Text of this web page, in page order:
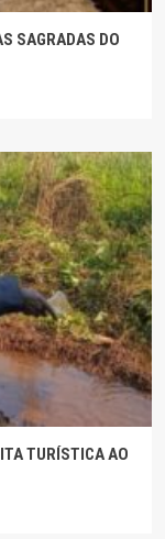
SAGRADAS DO
TURÍSTICA AO